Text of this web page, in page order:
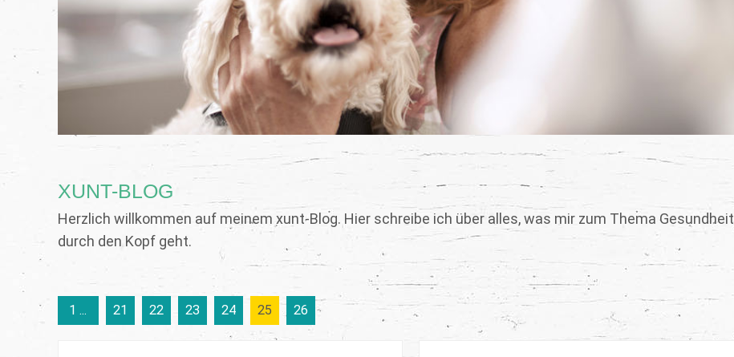
XUNT-BLOG
Herzlich willkommen auf meinem xunt-Blog. Hier schreibe ich über alles, was mir zum Thema Gesundheit
durch den Kopf geht.
1 ... 21 22 23 24 25 26